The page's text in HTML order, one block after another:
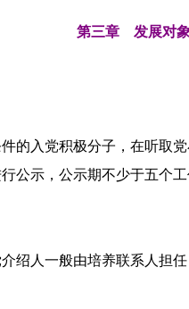
第三章 发展对
入党积极分子，在听取
公示，公示期不少于五个
人一般由培养联系人担任